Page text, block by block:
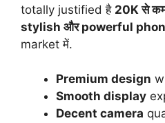
totally justified है 20K से
stylish और powerful
market में.
Premium design
Smooth display
Decent camera